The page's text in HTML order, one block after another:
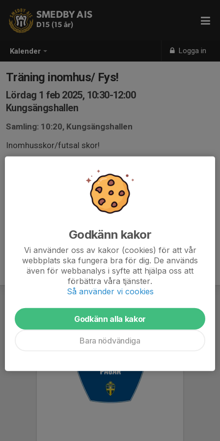
Kalender Logga in
SMEDBY AIS
D15 (15 år)
Träning inomhus/ Fys!
Lördag 1 feb 2025, 10:30-12:00
Kungsängshallen
Samling: 10:20, Kungsängshallen
Inomhusskor/futsal skor!
Godkänn kakor
Vi använder oss av kakor (cookies) för att vår
webbplats ska fungera bra för dig. De används
även för webbanalys i syfte att hjälpa oss att
förbättra våra tjänster.
Så använder vi cookies
Godkänn alla kakor
Bara nödvändiga